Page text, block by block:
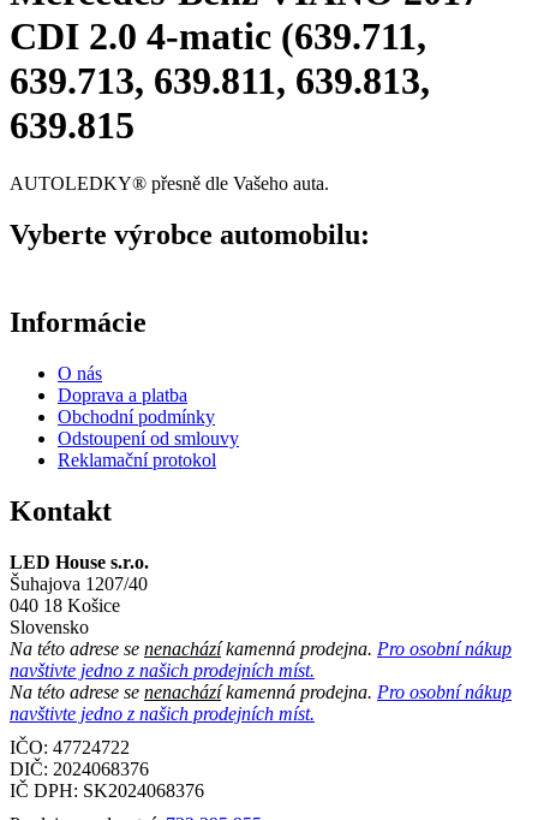
CDI 2.0 4-matic (639.711,
639.713, 639.811, 639.813,
639.815
AUTOLEDKY® přesně dle Vašeho auta.
Vyberte výrobce automobilu:
Informácie
O nás
Doprava a platba
Obchodní podmínky
Odstoupení od smlouvy
Reklamační protokol
Kontakt
LED House s.r.o.
Šuhajova 1207/40
040 18 Košice
Slovensko
Na této adrese se nenacházíkamenná prodejna. Pro osobní nákup
navštivte jedno z našich prodejních míst.
Na této adrese se nenacházíkamenná prodejna. Pro osobní nákup
navštivte jedno z našich prodejních míst.
IČO: 47724722
DIČ: 2024068376
IČ DPH: SK2024068376